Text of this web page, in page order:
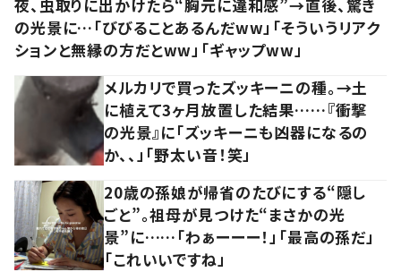
夜、虫取りに出かけたら“胸元に違和感”→直後、驚き
の光景に…「びびることあるんだww」「そういうリアク
ションと無縁の方だとww」「ギャップww」
メルカリで買ったズッキーニの種。→土
に植えて3ヶ月放置した結果……『衝撃
の光景』に「ズッキーニも凶器になるの
か、、」「野太い音！笑」
20歳の孫娘が帰省のたびにする“隠し
ごと”。祖母が見つけた“まさかの光
景”に……「わぁーーー！」「最高の孫だ」
「これいいですね」